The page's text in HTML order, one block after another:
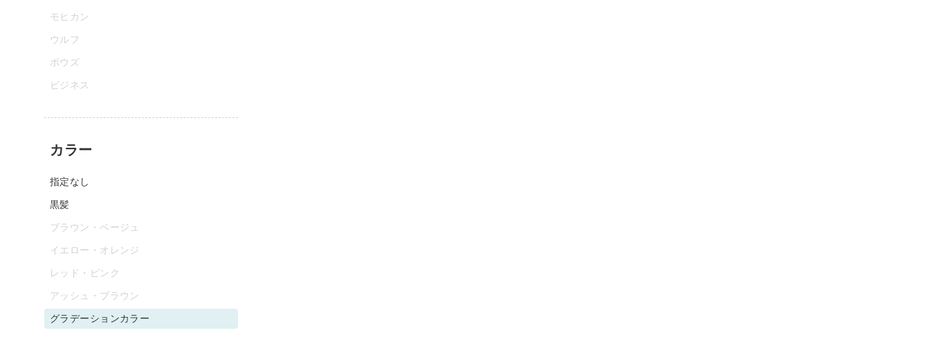
モヒカン
ウルフ
ボウズ
ビジネス
カラー
指定なし
黒髪
ブラウン・ベージュ
イエロー・オレンジ
レッド・ピンク
アッシュ・ブラウン
グラデーションカラー